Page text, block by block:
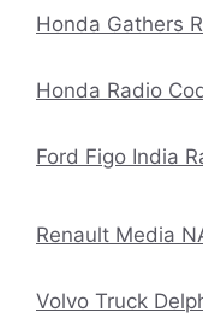
Honda Gathers
Honda Radio
Ford Figo India
Renault Media
Volvo Truck